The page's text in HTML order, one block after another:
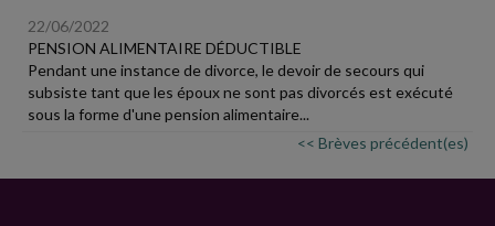
22/06/2022
PENSION ALIMENTAIRE DÉDUCTIBLE
Pendant une instance de divorce, le devoir de secours qui
subsiste tant que les époux ne sont pas divorcés est exécuté
sous la forme d'une pension alimentaire...
<< Brèves précédent(es)